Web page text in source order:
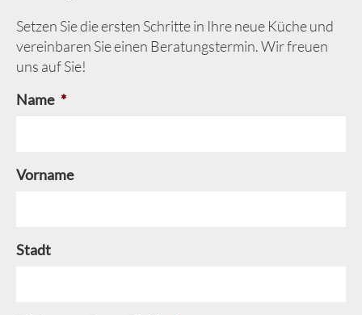
Setzen Sie die ersten Schritte in Ihre neue Küche und
vereinbaren Sie einen Beratungstermin. Wir freuen
uns auf Sie!
Name *
Vorname
Stadt